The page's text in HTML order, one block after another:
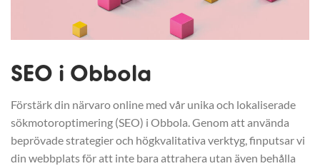
SEO i Obbola
Förstärk din närvaro online med vår unika och lokaliserade
sökmotoroptimering (SEO) i Obbola. Genom att använda
beprövade strategier och högkvalitativa verktyg, finputsar vi
din webbplats för att inte bara attrahera utan även behålla